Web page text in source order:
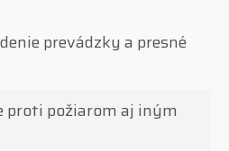
prevádzky a presné
proti požiarom aj iným